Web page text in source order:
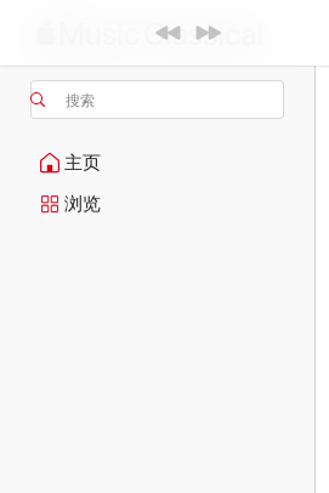
搜索
主页
浏览